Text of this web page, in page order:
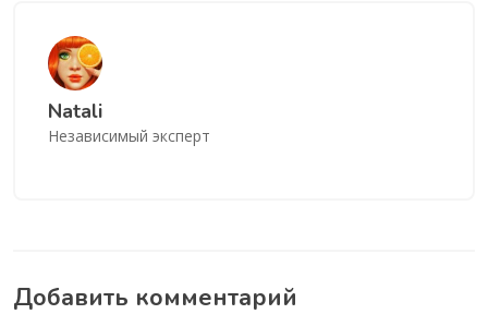
Natali
Независимый эксперт
Добавить комментарий